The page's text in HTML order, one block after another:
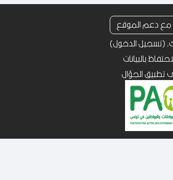
مع دعم الموقع
(تسجيل الدخول)
بالبيانات
تطبيق الجوّال